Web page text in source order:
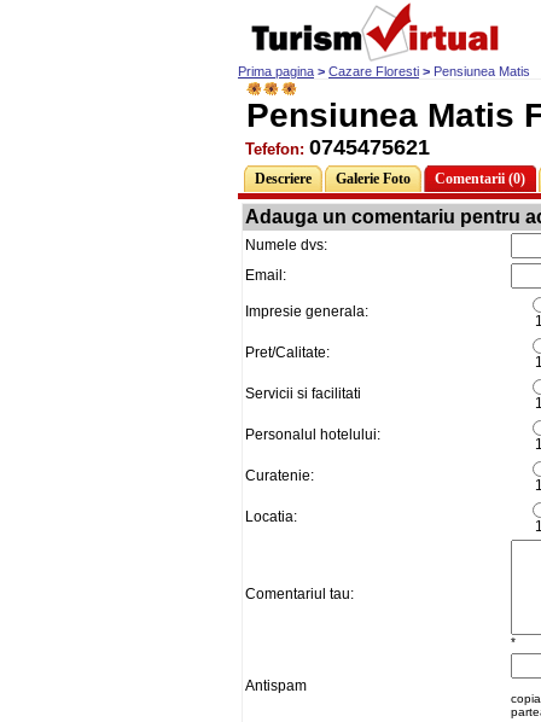
Prima pagina > Cazare Floresti > Pensiunea Matis
Pensiunea Matis
Tefefon: 0745475621
Descriere Galerie Foto Comentarii (0)
Adauga un comentariu pentru
Numele dvs:
Email:
Impresie generala:
1
Pret/Calitate:
1
Servicii si facilitati
1
Personalul hotelului:
1
Curatenie:
1
Locatia:
1
Comentariul tau:
*
Antispam